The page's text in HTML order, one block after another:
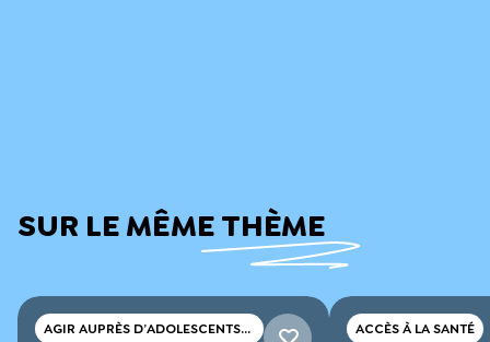
SUR LE MÊME THÈME
AGIR AUPRÈS D’ADOLESCENTS
ACCÈS À LA SANTÉ